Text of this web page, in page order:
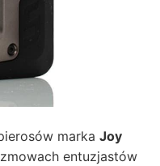
marka Joy
entuzjastów